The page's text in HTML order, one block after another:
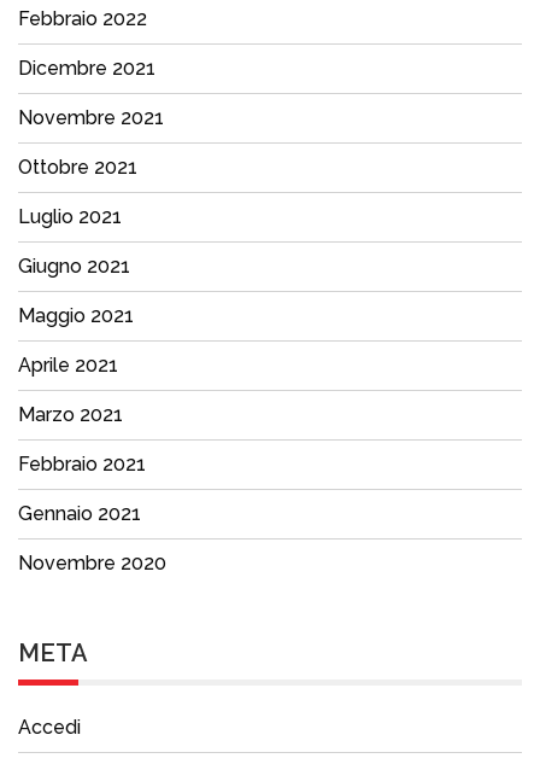
Febbraio 2022
Dicembre 2021
Novembre 2021
Ottobre 2021
Luglio 2021
Giugno 2021
Maggio 2021
Aprile 2021
Marzo 2021
Febbraio 2021
Gennaio 2021
Novembre 2020
META
Accedi